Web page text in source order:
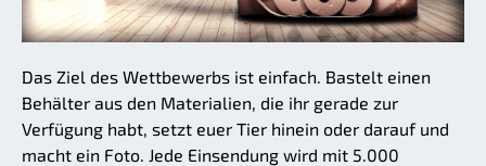
Das Ziel des Wettbewerbs ist einfach. Bastelt einen
Behälter aus den Materialien, die ihr gerade zur
Verfügung habt, setzt euer Tier hinein oder darauf und
macht ein Foto. Jede Einsendung wird mit 5.000